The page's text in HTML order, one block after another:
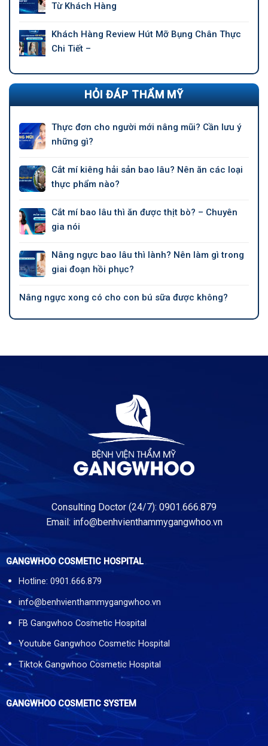
Từ Khách Hàng
Khách Hàng Review Hút Mỡ Bụng Chân Thực
Chi Tiết –
HỎI ĐÁP THẨM MỸ
Thực đơn cho người mới nâng mũi? Cần lưu ý
những gì?
Cắt mí kiêng hải sản bao lâu? Nên ăn các loại
thực phẩm nào?
Cắt mí bao lâu thì ăn được thịt bò? – Chuyên
gia nói
Nâng ngực bao lâu thì lành? Nên làm gì trong
giai đoạn hồi phục?
Nâng ngực xong có cho con bú sữa được không?
Consulting Doctor (24/7): 0901.666.879
Email: info@benhvienthammygangwhoo.vn
GANGWHOO COSMETIC HOSPITAL
Hotline: 0901.666.879
info@benhvienthammygangwhoo.vn
FB Gangwhoo Cosmetic Hospital
Youtube Gangwhoo Cosmetic Hospital
Tiktok Gangwhoo Cosmetic Hospital
GANGWHOO COSMETIC SYSTEM